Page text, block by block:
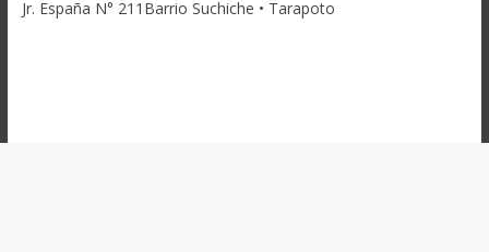
Jr. España N° 211Barrio Suchiche • Tarapoto